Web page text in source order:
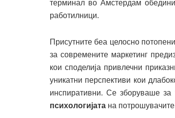
терминал во Амстердам
работилници.
Присутните беа целосно
за современите маркетинг
кои споделија привлечни
уникатни перспективи кои
инспиративни. Се зборуваше за
психологијата на